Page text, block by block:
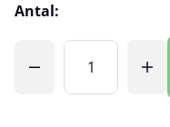
Antal: